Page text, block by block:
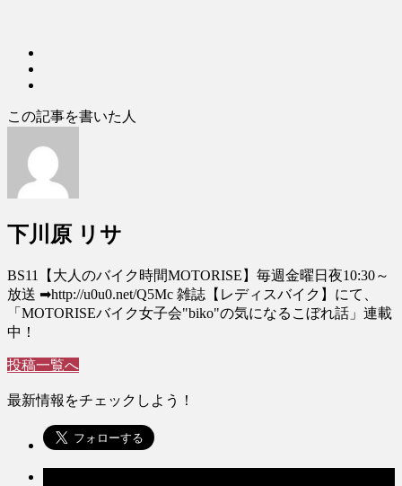
この記事を書いた人
下川原 リサ
BS11【大人のバイク時間MOTORISE】毎週金曜日夜10:30～
放送 ➡︎http://u0u0.net/Q5Mc 雑誌【レディスバイク】にて、
「MOTORISEバイク女子会"biko"の気になるこぼれ話」連載
中！
投稿一覧へ
最新情報をチェックしよう！